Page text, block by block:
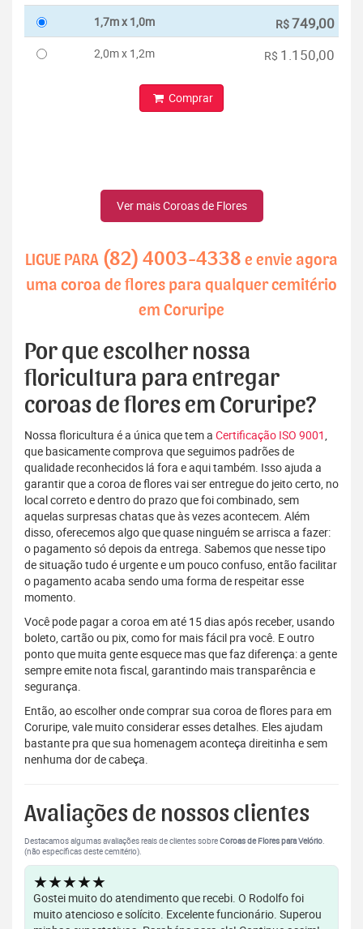
1,7m x 1,0m R$749,00
2,0m x 1,2m R$ 1.150,00
Comprar
Ver mais Coroas de Flores
LIGUE PARA (82) 4003-4338 e envie agora
uma coroa de flores para qualquer cemitério
em Coruripe
Por que escolher nossa
floricultura para entregar
coroas de flores em Coruripe?
Nossa floricultura é a única que tem a Certificação ISO 9001,
que basicamente comprova que seguimos padrões de
qualidade reconhecidos lá fora e aqui também. Isso ajuda a
garantir que a coroa de flores vai ser entregue do jeito certo, no
local correto e dentro do prazo que foi combinado, sem
aquelas surpresas chatas que às vezes acontecem. Além
disso, oferecemos algo que quase ninguém se arrisca a fazer:
o pagamento só depois da entrega. Sabemos que nesse tipo
de situação tudo é urgente e um pouco confuso, então facilitar
o pagamento acaba sendo uma forma de respeitar esse
momento.
Você pode pagar a coroa em até 15 dias após receber, usando
boleto, cartão ou pix, como for mais fácil pra você. E outro
ponto que muita gente esquece mas que faz diferença: a gente
sempre emite nota fiscal, garantindo mais transparência e
segurança.
Então, ao escolher onde comprar sua coroa de flores para em
Coruripe, vale muito considerar esses detalhes. Eles ajudam
bastante pra que sua homenagem aconteça direitinha e sem
nenhuma dor de cabeça.
Avaliações de nossos clientes
Destacamos algumas avaliações reais de clientes sobreCoroas de Flores para Velório.
(não específicas deste cemitério).
★★★★★
Gostei muito do atendimento que recebi. O Rodolfo foi
muito atencioso e solícito. Excelente funcionário. Superou